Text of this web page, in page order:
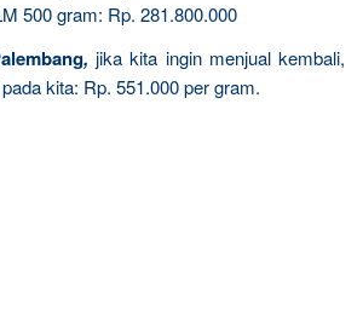
500 gram: Rp. 281.800.000
, jika kita ingin menjual kembali,
pada kita: Rp. 551.000 per gram.